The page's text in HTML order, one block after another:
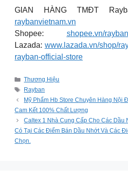
GIAN HÀNG TMĐT
raybanvietnam.vn
Shopee: shopee.vn/
Lazada: www.lazada.vn/shop/
rayban-official-store
Categories
Thương Hiệu
Tags
Rayban
Mỹ Phẩm Hb Store Chuyên Hàng Nội
Cam Kết 100% Chất Lượng
Caltex 1 Nhà Cung Cấp Cho Các Dầu
Có Tại Các Điểm Bán Dầu Nhớt Và Các
Chọn.